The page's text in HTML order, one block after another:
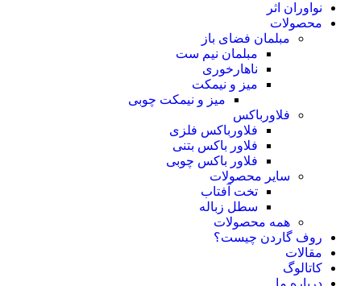
نواوران اثر
محصولات
مبلمان فضای باز
مبلمان نیم ست
ناهارخوری
میز و نیمکت
میز و نیمکت چوبی
فلاورباکس
فلاورباکس فلزی
فلاور باکس بتنی
فلاور باکس چوبی
سایر محصولات
تخت آفتاب
سطل زباله
همه محصولات
روف گاردن چیست؟
مقالات
کاتالوگ